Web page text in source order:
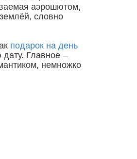
аэрошютом,
словно
подарок на день
Главное –
немножко